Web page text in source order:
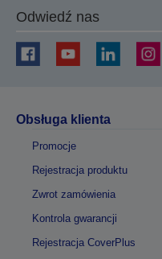
Odwiedź nas
Obsługa klienta
Promocje
Rejestracja produktu
Zwrot zamówienia
Kontrola gwarancji
Rejestracja CoverPlus